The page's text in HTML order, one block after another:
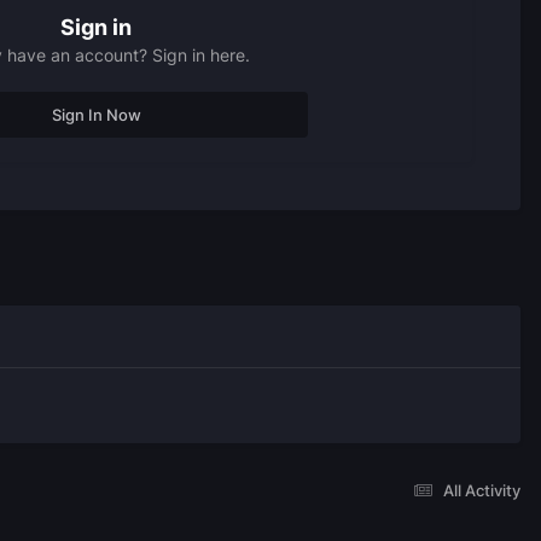
Sign in
have an account? Sign in here.
Sign In Now
All Activity